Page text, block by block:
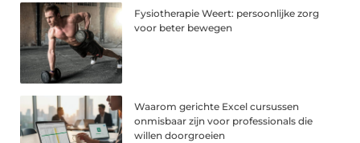
Fysiotherapie Weert: persoonlijke zorg
voor beter bewegen
Waarom gerichte Excel cursussen
onmisbaar zijn voor professionals die
willen doorgroeien